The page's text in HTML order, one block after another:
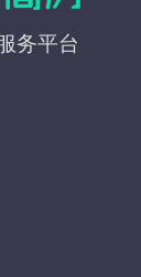
务平台